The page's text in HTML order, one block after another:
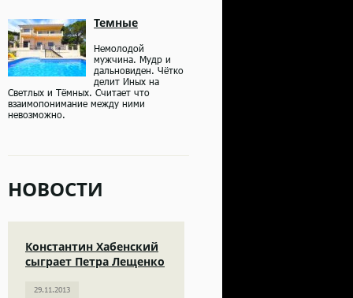
Темные
Немолодой
мужчина. Мудр и
дальновиден. Чётко
делит Иных на
Светлых и Тёмных. Считает что
взаимопонимание между ними
невозможно.
НОВОСТИ
Константин Хабенский
сыграет Петра Лещенко
29.11.2013